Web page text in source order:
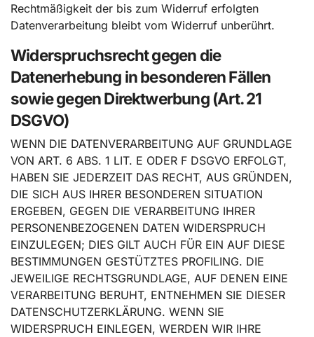
Rechtmäßigkeit der bis zum Widerruf erfolgten
Datenverarbeitung bleibt vom Widerruf unberührt.
Widerspruchsrecht gegen die
Datenerhebung in besonderen Fällen
sowie gegen Direktwerbung (Art. 21
DSGVO)
WENN DIE DATENVERARBEITUNG AUF GRUNDLAGE
VON ART. 6 ABS. 1 LIT. E ODER F DSGVO ERFOLGT,
HABEN SIE JEDERZEIT DAS RECHT, AUS GRÜNDEN,
DIE SICH AUS IHRER BESONDEREN SITUATION
ERGEBEN, GEGEN DIE VERARBEITUNG IHRER
PERSONENBEZOGENEN DATEN WIDERSPRUCH
EINZULEGEN; DIES GILT AUCH FÜR EIN AUF DIESE
BESTIMMUNGEN GESTÜTZTES PROFILING. DIE
JEWEILIGE RECHTSGRUNDLAGE, AUF DENEN EINE
VERARBEITUNG BERUHT, ENTNEHMEN SIE DIESER
DATENSCHUTZERKLÄRUNG. WENN SIE
WIDERSPRUCH EINLEGEN, WERDEN WIR IHRE